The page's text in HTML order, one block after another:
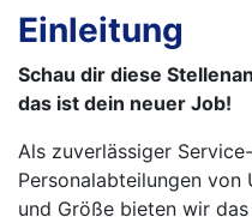
Einleitung
Schau dir diese
das ist dein neuer Job!
Als zuverlässiger
Personalabteilungen von
und Größe bieten wir